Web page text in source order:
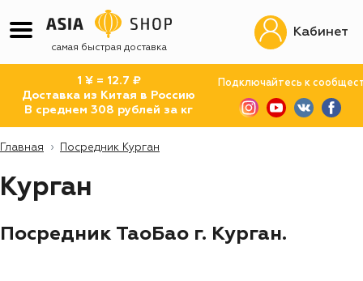
самая быстрая доставка
1 ¥ = 12.7 ₽
Доставка из Китая в Россию
В среднем 308 рублей за кг
Подключайтесь к
Кабинет
Главная Посредник Курган
Курган
Посредник ТаоБао г. Курган.